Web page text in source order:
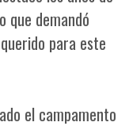
que demandó
para este
el campamento